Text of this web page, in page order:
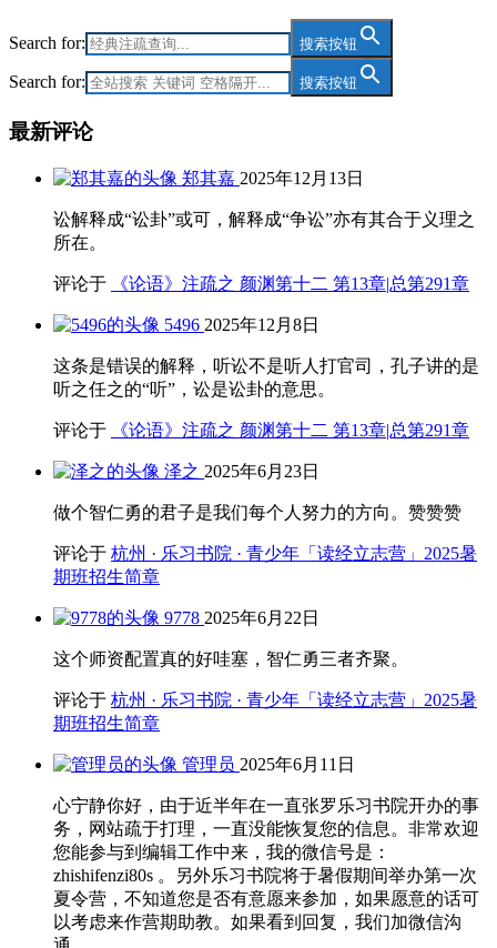
Search for: 搜索按钮
Search for: 搜索按钮
最新评论
郑其嘉 2025年12月13日
讼解释成“讼卦”或可，解释成“争讼”亦有其合于义理之
所在。
评论于 《论语》注疏之 颜渊第十二 第13章|总第291章
5496 2025年12月8日
这条是错误的解释，听讼不是听人打官司，孔子讲的是
听之任之的“听”，讼是讼卦的意思。
评论于 《论语》注疏之 颜渊第十二 第13章|总第291章
泽之 2025年6月23日
做个智仁勇的君子是我们每个人努力的方向。赞赞赞
评论于 杭州 · 乐习书院 · 青少年「读经立志营」2025暑
期班招生简章
9778 2025年6月22日
这个师资配置真的好哇塞，智仁勇三者齐聚。
评论于 杭州 · 乐习书院 · 青少年「读经立志营」2025暑
期班招生简章
管理员 2025年6月11日
心宁静你好，由于近半年在一直张罗乐习书院开办的事
务，网站疏于打理，一直没能恢复您的信息。非常欢迎
您能参与到编辑工作中来，我的微信号是：
zhishifenzi80s 。另外乐习书院将于暑假期间举办第一次
夏令营，不知道您是否有意愿来参加，如果愿意的话可
以考虑来作营期助教。如果看到回复，我们加微信沟